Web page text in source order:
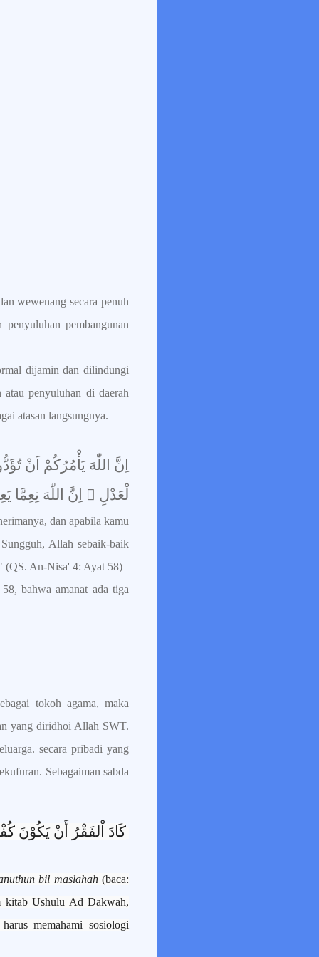
wewenang secara penuh
pembangunan
dijamin dan dilindungi
penyuluhan di daerah
atasan langsungnya.
اِنَّ اللّٰهَ يَأْمُرُكُمْ اَنْ
لْعَدْلِ ۗ اِنَّ اللّٰهَ
dan apabila kamu
Allah sebaik-baik
(QS. An-Nisa' 4: Ayat 58)
bahwa amanat ada tiga
tokoh agama, maka
yang diridhoi Allah SWT.
secara pribadi yang
Sebagaiman sabda
كَادَ اْلفَقْرُ أَنْ يَكُوْنَ
bil maslahah(baca:
kitab Ushulu Ad Dakwah,
memahami sosiologi